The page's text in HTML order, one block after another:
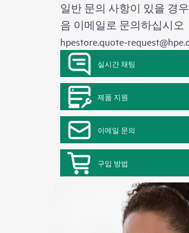
일반 문의 사항이 있을 경
음 이메일로 문의하십시오
hpestore.quote-
실시간 채팅
제품 지원
이메일 문의
구입 방법